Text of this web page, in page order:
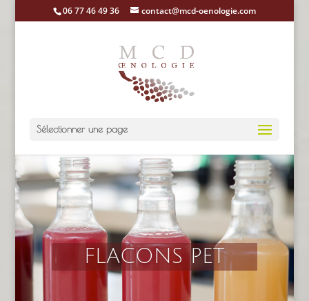
06 77 46 49 36 contact@mcd-oenologie.com
Sélectionner une page
FLACONS PET